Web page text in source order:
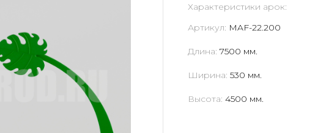
Характеристики арок:
Артикул: MAF-22.200
Длина: 7500 мм.
Ширина: 530 мм.
Высота: 4500 мм.